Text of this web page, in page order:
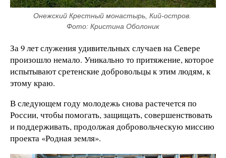
Онежский Крестный монастырь, Кий-остров.
Фото: Кристина Оболоник
За 9 лет служения удивительных случаев на Севере
произошло немало. Уникально то притяжение, которое
испытывают сретенские добровольцы к этим людям, к
этому краю.
В следующем году молодежь снова растечется по
России, чтобы помогать, защищать, совершенствовать
и поддерживать, продолжая добровольческую миссию
проекта «Родная земля».